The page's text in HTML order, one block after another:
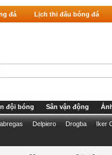
đá Lịch thi đấu bóng đá
đội bóng Sân vận động
Delpiero Drogba Iker